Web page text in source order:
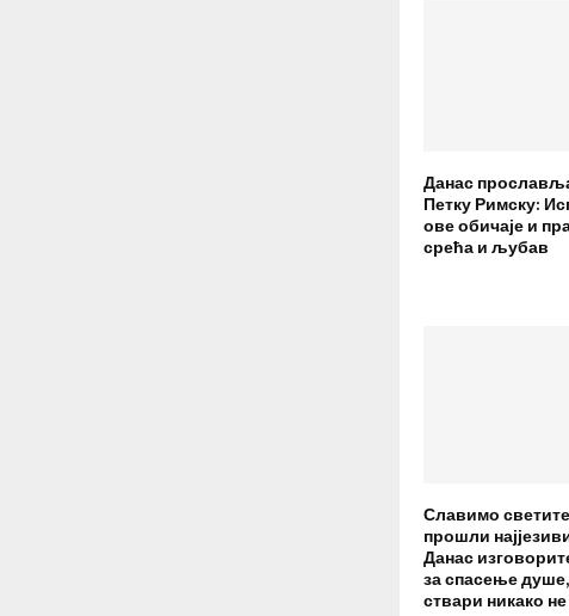
Данас
Петку Римску:
ове обичаје и
срећа и љубав
Славимо
прошли
Данас
за спасење
ствари никако